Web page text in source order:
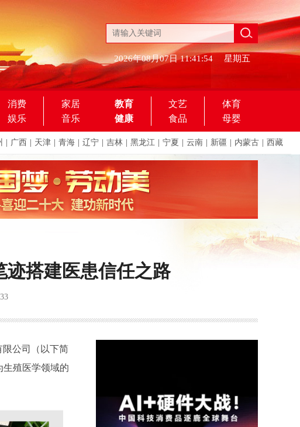
2026年08月07日 11:41:54 星期五
消费 家居 教育 文艺
体育
娱乐 音乐 健康 食品 母婴
广西 天津 青海 辽宁 吉林 黑龙江 宁夏 云南 新疆 内蒙古 西藏
迹搭建医患信任之路
公司（以下简
生殖医学领域的